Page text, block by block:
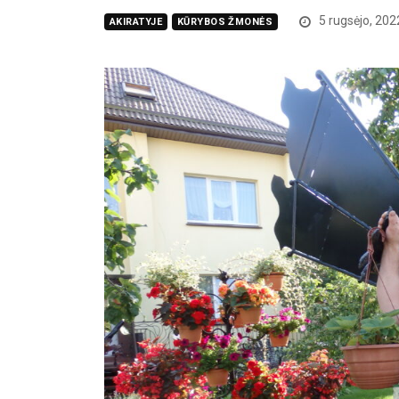
AKIRATYJE KŪRYBOS ŽMONĖS 5 rugsėjo,